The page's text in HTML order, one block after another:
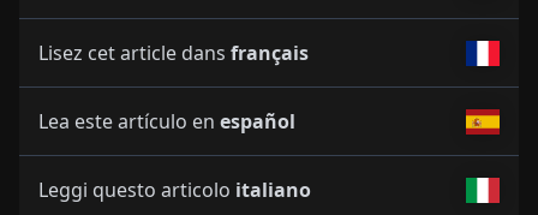
Lisez cet article dans français
Lea este artículo en español
Leggi questo articolo italiano